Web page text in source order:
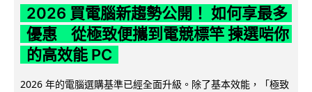
2026 買電腦新趨勢公開！ 如何享最多
優惠 從極致便攜到電競標竿 揀選啱你
的高效能 PC
2026 年的電腦選購基準已經全面升級。除了基本效能，「極致